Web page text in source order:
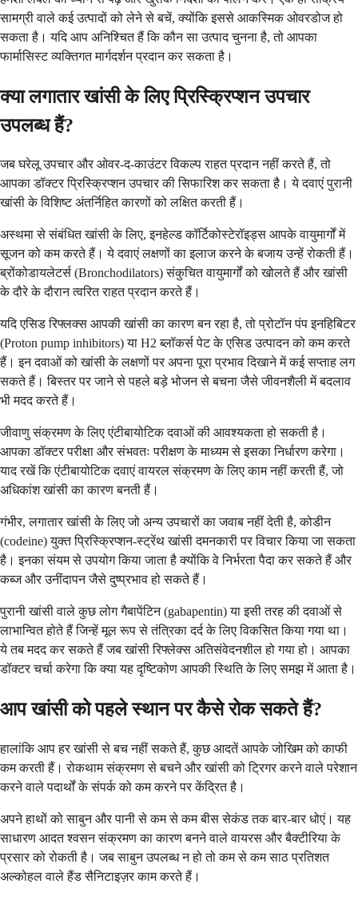
सामग्री वाले कई उत्पादों को लेने से बचें, क्योंकि इससे आकस्मिक ओवरडोज हो
सकता है। यदि आप अनिश्चित हैं कि कौन सा उत्पाद चुनना है, तो आपका
फार्मासिस्ट व्यक्तिगत मार्गदर्शन प्रदान कर सकता है।
क्या लगातार खांसी के लिए प्रिस्क्रिप्शन उपचार
उपलब्ध हैं?
जब घरेलू उपचार और ओवर-द-काउंटर विकल्प राहत प्रदान नहीं करते हैं, तो
आपका डॉक्टर प्रिस्क्रिप्शन उपचार की सिफारिश कर सकता है। ये दवाएं पुरानी
खांसी के विशिष्ट अंतर्निहित कारणों को लक्षित करती हैं।
अस्थमा से संबंधित खांसी के लिए, इनहेल्ड कॉर्टिकोस्टेरॉइड्स आपके वायुमार्गों में
सूजन को कम करते हैं। ये दवाएं लक्षणों का इलाज करने के बजाय उन्हें रोकती हैं।
ब्रोंकोडायलेटर्स (Bronchodilators) संकुचित वायुमार्गों को खोलते हैं और खांसी
के दौरे के दौरान त्वरित राहत प्रदान करते हैं।
यदि एसिड रिफ्लक्स आपकी खांसी का कारण बन रहा है, तो प्रोटॉन पंप इनहिबिटर
(Proton pump inhibitors) या H2 ब्लॉकर्स पेट के एसिड उत्पादन को कम करते
हैं। इन दवाओं को खांसी के लक्षणों पर अपना पूरा प्रभाव दिखाने में कई सप्ताह लग
सकते हैं। बिस्तर पर जाने से पहले बड़े भोजन से बचना जैसे जीवनशैली में बदलाव
भी मदद करते हैं।
जीवाणु संक्रमण के लिए एंटीबायोटिक दवाओं की आवश्यकता हो सकती है।
आपका डॉक्टर परीक्षा और संभवतः परीक्षण के माध्यम से इसका निर्धारण करेगा।
याद रखें कि एंटीबायोटिक दवाएं वायरल संक्रमण के लिए काम नहीं करती हैं, जो
अधिकांश खांसी का कारण बनती हैं।
गंभीर, लगातार खांसी के लिए जो अन्य उपचारों का जवाब नहीं देती है, कोडीन
(codeine) युक्त प्रिस्क्रिप्शन-स्ट्रेंथ खांसी दमनकारी पर विचार किया जा सकता
है। इनका संयम से उपयोग किया जाता है क्योंकि वे निर्भरता पैदा कर सकते हैं और
कब्ज और उनींदापन जैसे दुष्प्रभाव हो सकते हैं।
पुरानी खांसी वाले कुछ लोग गैबापेंटिन (gabapentin) या इसी तरह की दवाओं से
लाभान्वित होते हैं जिन्हें मूल रूप से तंत्रिका दर्द के लिए विकसित किया गया था।
ये तब मदद कर सकते हैं जब खांसी रिफ्लेक्स अतिसंवेदनशील हो गया हो। आपका
डॉक्टर चर्चा करेगा कि क्या यह दृष्टिकोण आपकी स्थिति के लिए समझ में आता है।
आप खांसी को पहले स्थान पर कैसे रोक सकते हैं?
हालांकि आप हर खांसी से बच नहीं सकते हैं, कुछ आदतें आपके जोखिम को काफी
कम करती हैं। रोकथाम संक्रमण से बचने और खांसी को ट्रिगर करने वाले परेशान
करने वाले पदार्थों के संपर्क को कम करने पर केंद्रित है।
अपने हाथों को साबुन और पानी से कम से कम बीस सेकंड तक बार-बार धोएं। यह
साधारण आदत श्वसन संक्रमण का कारण बनने वाले वायरस और बैक्टीरिया के
प्रसार को रोकती है। जब साबुन उपलब्ध न हो तो कम से कम साठ प्रतिशत
अल्कोहल वाले हैंड सैनिटाइज़र काम करते हैं।